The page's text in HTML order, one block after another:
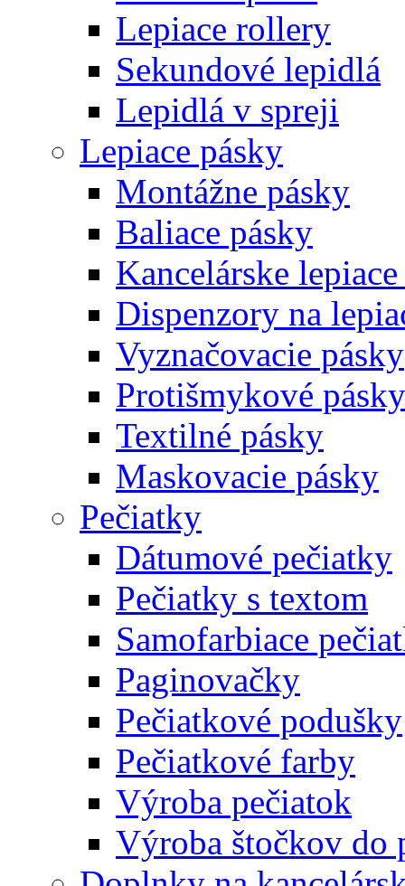
Lepiace rollery
Sekundové lepidlá
Lepidlá v spreji
Lepiace pásky
Montážne pásky
Baliace pásky
Kancelárske
Dispenzory na
Vyznačovacie pásky
Protišmykové pásky
Textilné pásky
Maskovacie pásky
Pečiatky
Dátumové pečiatky
Pečiatky s textom
Samofarbiace
Paginovačky
Pečiatkové podušky
Pečiatkové farby
Výroba pečiatok
Výroba štočkov do